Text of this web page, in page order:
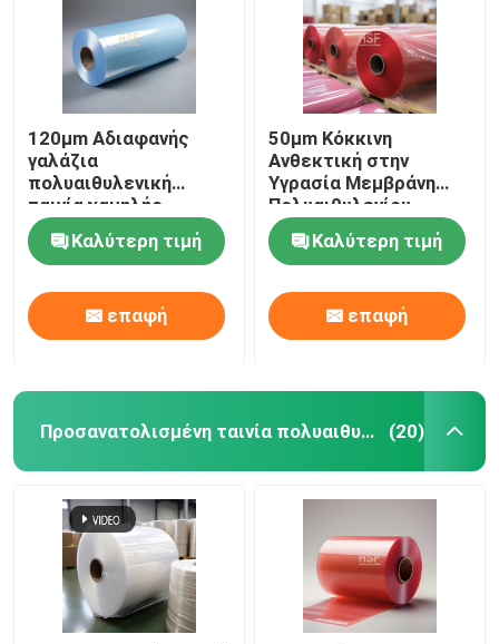
120μm Αδιαφανής
γαλάζια
πολυαιθυλενική
ταινία χαμηλής
πυκνότητας για
ιατρικές εφαρμογές
Καλύτερη τιμή
επαφή
50μm Κόκκινη
Ανθεκτική στην
Υγρασία Μεμβράνη
Πολυαιθυλενίου
Χαμηλής Πυκνότητας
για Συσκευασία και
Γεωργία
Καλύτερη τιμή
επαφή
Προσανατολισμένη ταινία πολυαιθυλενίου (20)